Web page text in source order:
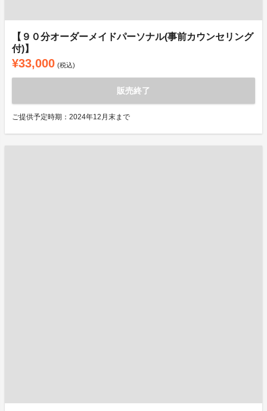
【９０分オーダーメイドパーソナル(事前カウンセリング
付)】
¥33,000 (税込)
販売終了
ご提供予定時期：2024年12月末まで